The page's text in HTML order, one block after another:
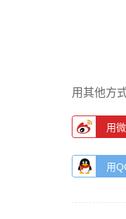
用其他方
用
用